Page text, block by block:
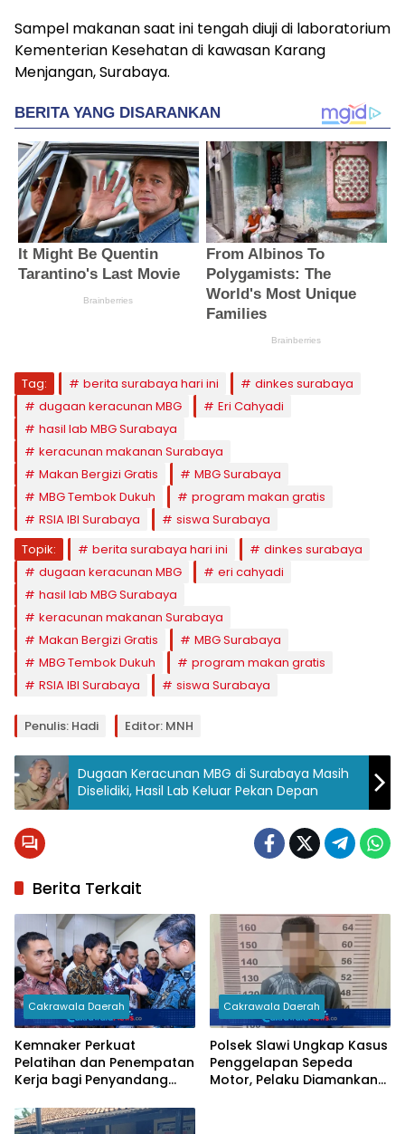
Sampel makanan saat ini tengah diuji di laboratorium
Kementerian Kesehatan di kawasan Karang
Menjangan, Surabaya.
Tag: berita surabaya hari ini
dinkes surabaya
dugaan keracunan MBG
Eri Cahyadi
hasil lab MBG Surabaya
keracunan makanan Surabaya
Makan Bergizi Gratis
MBG Surabaya
MBG Tembok Dukuh
program makan gratis
RSIA IBI Surabaya
siswa Surabaya
Topik:
berita surabaya hari ini
dinkes surabaya
dugaan keracunan MBG
eri cahyadi
hasil lab MBG Surabaya
keracunan makanan Surabaya
Makan Bergizi Gratis
MBG Surabaya
MBG Tembok Dukuh
program makan gratis
RSIA IBI Surabaya
siswa Surabaya
Penulis: Hadi Editor: MNH
Dugaan Keracunan MBG di Surabaya Masih
Diselidiki, Hasil Lab Keluar Pekan Depan
Berita Terkait
Cakrawala Daerah
Kemnaker Perkuat
Pelatihan dan Penempatan
Kerja bagi Penyandang
Cakrawala Daerah
Polsek Slawi Ungkap Kasus
Penggelapan Sepeda
Motor, Pelaku Diamankan